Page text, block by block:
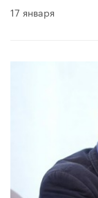
17 января